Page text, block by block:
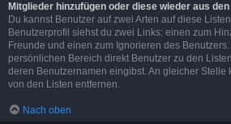
Mitglieder hinzufügen oder diese wieder aus
Du kannst Benutzer auf zwei Arten auf diese
Benutzerprofil siehst du zwei Links: einen zum
Freunde und einen zum Ignorieren des
persönlichen Bereich direkt Benutzer zu den
deren Benutzernamen eingibst. An gleicher Stelle
von den Listen entfernen.
Nach oben